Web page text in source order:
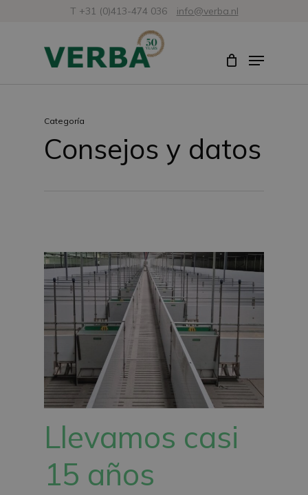
contenido
T +31 (0)413-474 036 info@verba.nl
Menú
Categoría
Consejos y datos
Llevamos casi
15 años